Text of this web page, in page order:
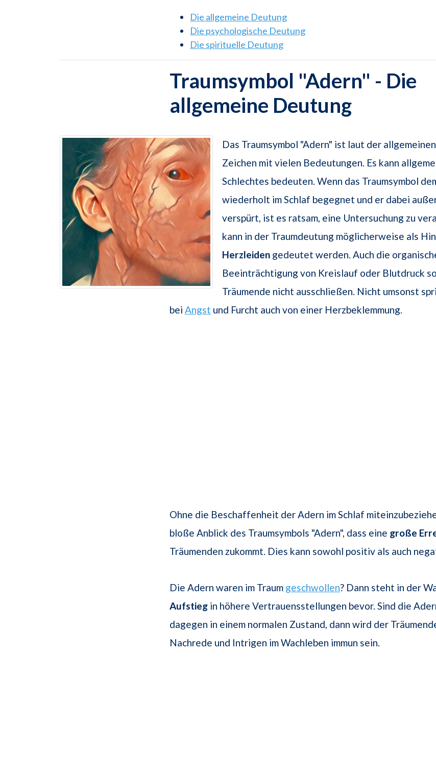
Die allgemeine Deutung
Die psychologische Deutung
Die spirituelle Deutung
Traumsymbol "Adern" - Die
allgemeine Deutung
Das Traumsymbol "Adern" ist laut der
Zeichen mit vielen Bedeutungen. Es kann
Schlechtes bedeuten. Wenn das Traumsymbol
wiederholt im Schlaf begegnet und er dabei
verspürt, ist es ratsam, eine Untersuchung zu
kann in der Traumdeutung möglicherweise als
Herzleiden gedeutet werden. Auch die
Beeinträchtigung von Kreislauf oder Blutdruck
Träumende nicht ausschließen. Nicht umsonst
bei Angst und Furcht auch von einer Herzbeklemmung.
Ohne die Beschaffenheit der Adern im Schlaf
bloße Anblick des Traumsymbols "Adern", dass eine große
Träumenden zukommt. Dies kann sowohl positiv als auch
Die Adern waren im Traum geschwollen? Dann steht in der
Aufstieg in höhere Vertrauensstellungen bevor. Sind die
dagegen in einem normalen Zustand, dann wird der
Nachrede und Intrigen im Wachleben immun sein.